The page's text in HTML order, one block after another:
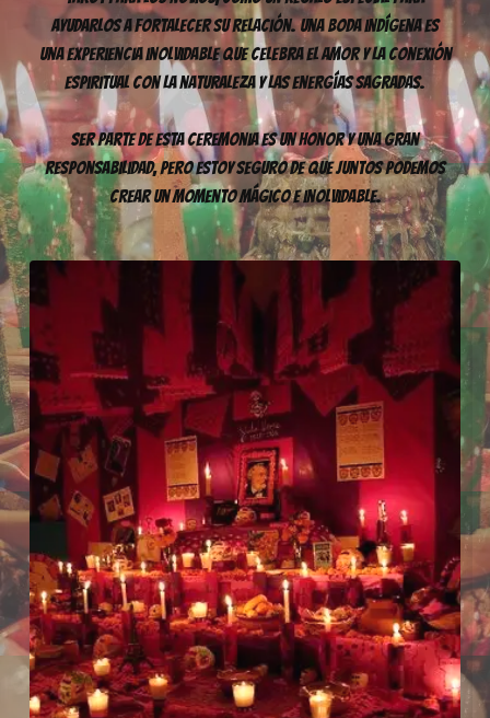
ayudarlos a fortalecer su relación. Una boda indígena es
una experiencia inolvidable que celebra el amor y la conexión
espiritual con la naturaleza y las energías sagradas.
Ser parte de esta ceremonia es un honor y una gran
responsabilidad, pero estoy seguro de que juntos podemos
crear un momento mágico e inolvidable.